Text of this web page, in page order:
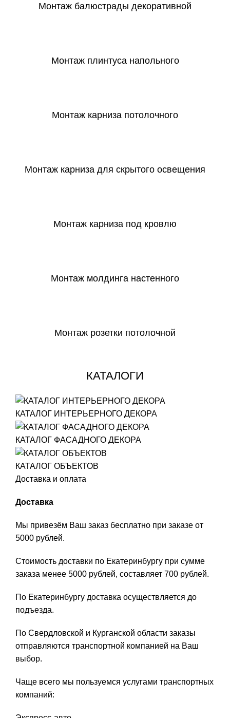
Монтаж балюстрады декоративной
Монтаж плинтуса напольного
Монтаж карниза потолочного
Монтаж карниза для скрытого освещения
Монтаж карниза под кровлю
Монтаж молдинга настенного
Монтаж розетки потолочной
КАТАЛОГИ
КАТАЛОГ ИНТЕРЬЕРНОГО ДЕКОРА
КАТАЛОГ ФАСАДНОГО ДЕКОРА
КАТАЛОГ ОБЪЕКТОВ
Доставка и оплата
Доставка
Мы привезём Ваш заказ бесплатно при заказе от
5000 рублей.
Стоимость доставки по Екатеринбургу при сумме
заказа менее 5000 рублей, составляет 700 рублей.
По Екатеринбургу доставка осуществляется до
подъезда.
По Свердловской и Курганской области заказы
отправляются транспортной компанией на Ваш
выбор.
Чаще всего мы пользуемся услугами транспортных
компаний: